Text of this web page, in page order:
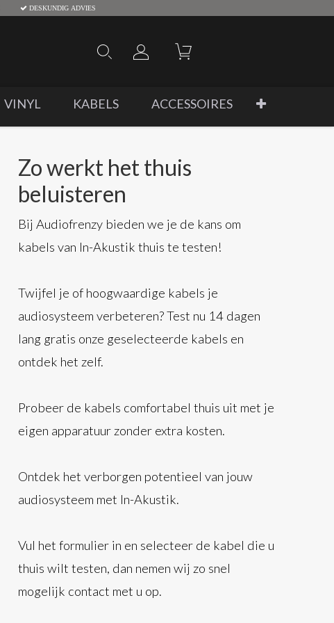
DESKUNDIG ADVIES
VINYL KABELS ACCESSOIRES
Zo werkt het thuis
beluisteren
Bij Audiofrenzy bieden we je de kans om
kabels van In-Akustik thuis te testen!
Twijfel je of hoogwaardige kabels je
audiosysteem verbeteren? Test nu 14 dagen
lang gratis onze geselecteerde kabels en
ontdek het zelf.
Probeer de kabels comfortabel thuis uit met je
eigen apparatuur zonder extra kosten.
Ontdek het verborgen potentieel van jouw
audiosysteem met In-Akustik.
Vul het formulier in en selecteer de kabel die u
thuis wilt testen, dan nemen wij zo snel
mogelijk contact met u op.